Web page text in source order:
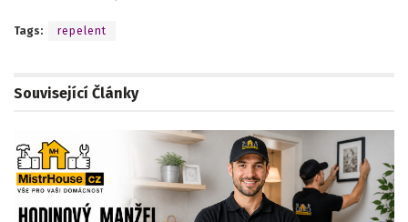
Tags: repelent
Související Články